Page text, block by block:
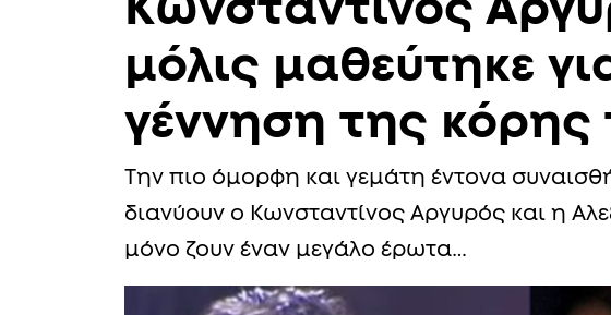
Κωνσταντίνος
μόλις μαθεύτηκε
γέννηση της κόρης
Την πιο όμορφη και γεμάτη έντονα
διανύουν ο Κωνσταντίνος Αργυρός και η
μόνο ζουν έναν μεγάλο έρωτα…